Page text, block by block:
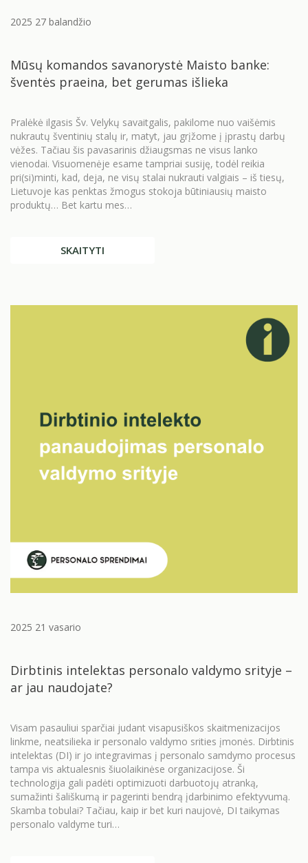
2025 27 balandžio
Mūsų komandos savanorystė Maisto banke:
šventės praeina, bet gerumas išlieka
Pralėkė ilgasis Šv. Velykų savaitgalis, pakilome nuo vaišėmis
nukrautų šventinių stalų ir, matyt, jau grįžome į įprastų darbų
vėžes. Tačiau šis pavasarinis džiaugsmas ne visus lanko
vienodai. Visuomenėje esame tampriai susiję, todėl reikia
pri(si)minti, kad, deja, ne visų stalai nukrauti valgiais – iš tiesų,
Lietuvoje kas penktas žmogus stokoja būtiniausių maisto
produktų… Bet kartu mes…
SKAITYTI
2025 21 vasario
Dirbtinis intelektas personalo valdymo srityje –
ar jau naudojate?
Visam pasauliui sparčiai judant visapusiškos skaitmenizacijos
linkme, neatsilieka ir personalo valdymo srities įmonės. Dirbtinis
intelektas (DI) ir jo integravimas į personalo samdymo procesus
tampa vis aktualesnis šiuolaikinėse organizacijose. Ši
technologija gali padėti optimizuoti darbuotojų atranką,
sumažinti šališkumą ir pagerinti bendrą įdarbinimo efektyvumą.
Skamba tobulai? Tačiau, kaip ir bet kuri naujovė, DI taikymas
personalo valdyme turi…